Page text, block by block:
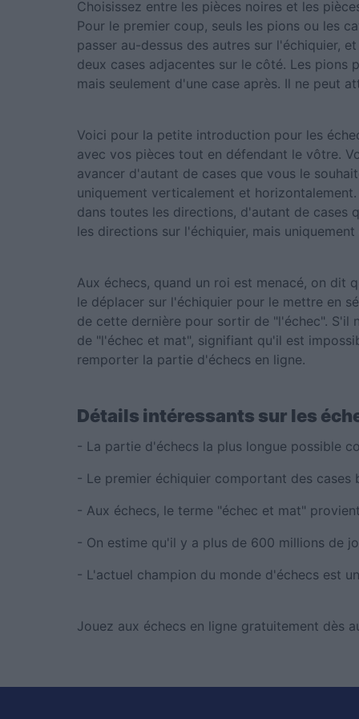
Choisissez entre les pièces noires et les
Pour le premier coup, seuls les pions ou les
passer au-dessus des autres sur l'échiquier,
deux cases adjacentes sur le côté. Les pions
mais seulement d'une case après. Il ne peut
Voici pour la petite introduction pour les
avec vos pièces tout en défendant le vôtre.
avancer d'autant de cases que vous le
uniquement verticalement et
dans toutes les directions, d'autant de cases
les directions sur l'échiquier, mais uniquement
Aux échecs, quand un roi est menacé, on dit
le déplacer sur l'échiquier pour le mettre en
de cette dernière pour sortir de "l'échec". S'il
de "l'échec et mat", signifiant qu'il est
remporter la partie d'échecs en ligne.
Détails intéressants sur les
- La partie d'échecs la plus longue possible
- Le premier échiquier comportant des cases
- Aux échecs, le terme "échec et mat"
- On estime qu'il y a plus de 600 millions de
- L'actuel champion du monde d'échecs est
Jouez aux échecs en ligne gratuitement dès